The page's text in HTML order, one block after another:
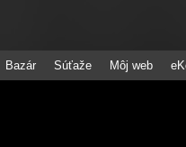
Bazár Súťaže Môj web